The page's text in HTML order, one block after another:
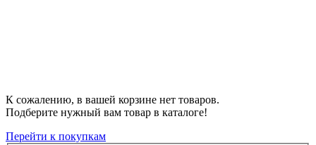
К сожалению, в вашей корзине нет товаров.
Подберите нужный вам товар в каталоге!
Перейти к покупкам